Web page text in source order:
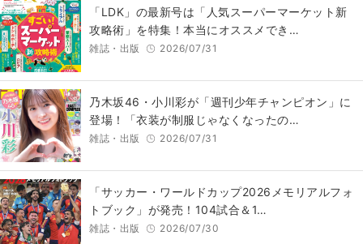
「LDK」の最新号は「人気スーパーマーケット新
攻略術」を特集！本当にオススメでき…
雑誌・出版 2026/07/31
乃木坂46・小川彩が「週刊少年チャンピオン」に
登場！「衣装が制服じゃなくなったの…
雑誌・出版 2026/07/31
「サッカー・ワールドカップ2026メモリアルフォ
トブック」が発売！104試合＆1…
雑誌・出版 2026/07/30